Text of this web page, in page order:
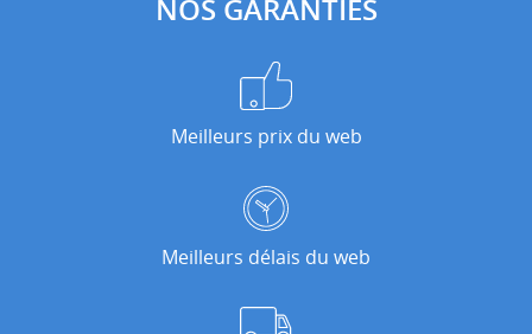
NOS GARANTIES
Meilleurs prix du web
Meilleurs délais du web